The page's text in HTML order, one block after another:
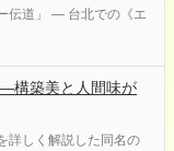
伝道」 ― 台北での《エ
構築美と人間味が
詳しく解説した同名の